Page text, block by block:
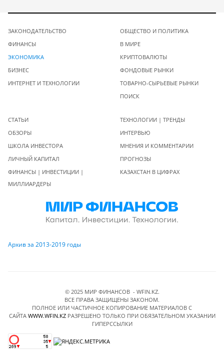
ЗАКОНОДАТЕЛЬСТВО
ФИНАНСЫ
ЭКОНОМИКА
БИЗНЕС
ИНТЕРНЕТ И ТЕХНОЛОГИИ
ОБЩЕСТВО И ПОЛИТИКА
В МИРЕ
КРИПТОВАЛЮТЫ
ФОНДОВЫЕ РЫНКИ
ТОВАРНО-СЫРЬЕВЫЕ РЫНКИ
ПОИСК
СТАТЬИ
ОБЗОРЫ
ШКОЛА ИНВЕСТОРА
ЛИЧНЫЙ КАПИТАЛ
ФИНАНСЫ | ИНВЕСТИЦИИ |
МИЛЛИАРДЕРЫ
ТЕХНОЛОГИИ | ТРЕНДЫ
ИНТЕРВЬЮ
МНЕНИЯ И КОММЕНТАРИИ
ПРОГНОЗЫ
КАЗАХСТАН В ЦИФРАХ
Архив за 2013-2019 годы
© 2025 МИР ФИНАНСОВ - WFIN.KZ.
ВСЕ ПРАВА ЗАЩИЩЕНЫ ЗАКОНОМ.
ПОЛНОЕ ИЛИ ЧАСТИЧНОЕ КОПИРОВАНИЕ МАТЕРИАЛОВ C
САЙТА WWW.WFIN.KZРАЗРЕШЕНО ТОЛЬКО ПРИ ОБЯЗАТЕЛЬНОМ УКАЗАНИИ
ГИПЕРССЫЛКИ